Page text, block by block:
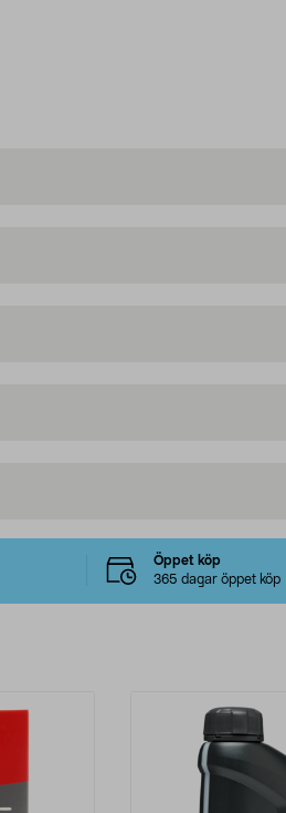
Öppet köp
365 dagar öppet köp